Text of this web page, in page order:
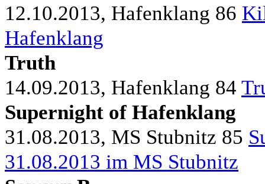
12.10.2013, Hafenklang 86
Hafenklang
Truth
14.09.2013, Hafenklang 84
Supernight of Hafenklang
31.08.2013, MS Stubnitz 85
31.08.2013 im MS Stubnitz